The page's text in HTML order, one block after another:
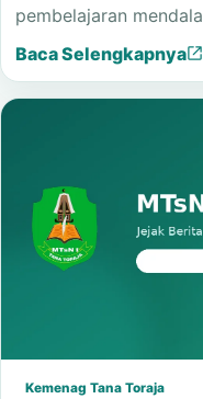
pembelajaran
Baca Selengkapnya
Kemenag Tana Toraja